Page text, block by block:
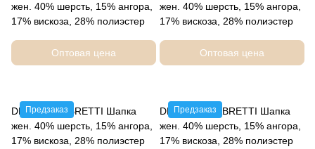
жен. 40% шерсть, 15% ангора,
17% вискоза, 28% полиэстер
Оптовая цена
жен. 40% шерсть, 15% ангора,
17% вискоза, 28% полиэстер
Оптовая цена
Предзаказ
DLIF65-3 FABRETTI Шапка
жен. 40% шерсть, 15% ангора,
17% вискоза, 28% полиэстер
Предзаказ
DLIF62-45 FABRETTI Шапка
жен. 40% шерсть, 15% ангора,
17% вискоза, 28% полиэстер